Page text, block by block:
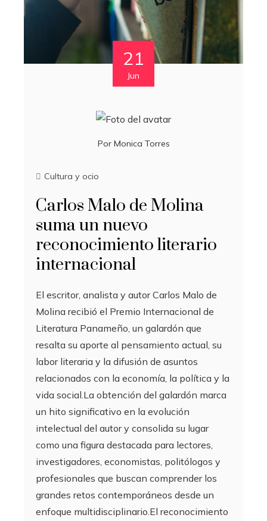
21
Jun
Por Monica Torres
Cultura y ocio
Carlos Malo de Molina
suma un nuevo
reconocimiento literario
internacional
El escritor, analista y autor Carlos Malo de
Molina recibió el Premio Internacional de
Literatura Panameño, un galardón que
resalta su aporte al pensamiento actual, su
labor literaria y la difusión de asuntos
relacionados con la economía, la política y la
vida social.La obtención del galardón marca
un hito significativo en la evolución
intelectual del autor y consolida su lugar
como una figura destacada para lectores,
investigadores, economistas, politólogos y
profesionales que buscan comprender los
grandes retos contemporáneos desde un
enfoque multidisciplinario.El reconocimiento